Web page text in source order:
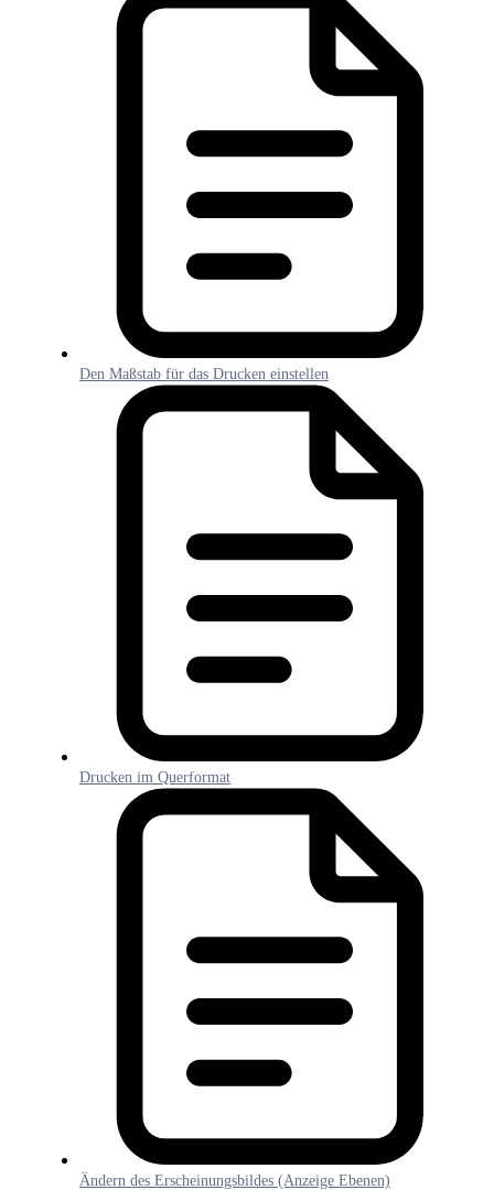
Den Maßstab für das Drucken einstellen
Drucken im Querformat
Ändern des Erscheinungsbildes (Anzeige Ebenen)